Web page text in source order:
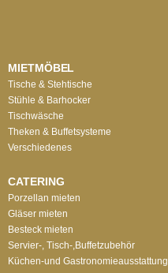
MIETMÖBEL
Tische & Stehtische
Stühle & Barhocker
Tischwäsche
Theken & Buffetsysteme
Verschiedenes
CATERING
Porzellan mieten
Gläser mieten
Besteck mieten
Servier-, Tisch-,Buffetzubehör
Küchen-und Gastronomieausstattung